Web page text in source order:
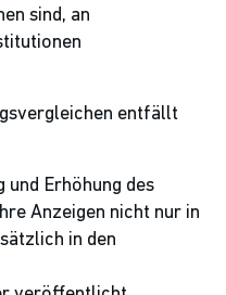
sind, an
entfällt
und Erhöhung des
Anzeigen nicht nur in
in den